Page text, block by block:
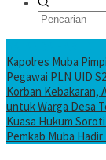
Kapolres Muba
Pegawai PLN UID
Korban Kebakaran,
untuk Warga Desa
Kuasa Hukum
Pemkab Muba